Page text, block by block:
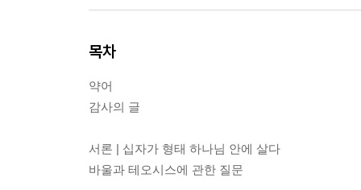
목차
약어
감사의 글
서론 | 십자가 형태 하나님 안에 살다
바울과 테오시스에 관한 질문